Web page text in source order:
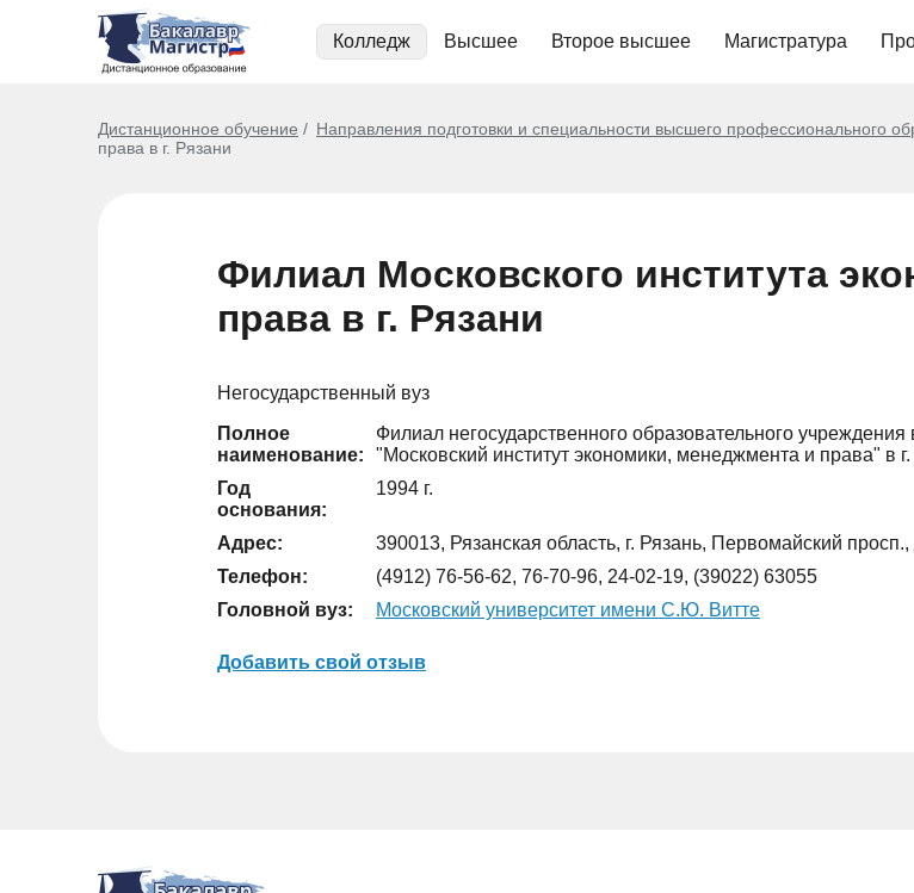
Колледж Высшее Второе высшее Магистратура
Дистанционное обучение Направления подготовки и специальности высшего профессионального
права в г. Рязани
Филиал Московского института
права в г. Рязани
Негосударственный вуз
Полное
наименование:
Филиал негосударственного образовательного
"Московский институт экономики, менеджмента и права" в
Год
основания:
1994 г.
Адрес:
390013, Рязанская область, г. Рязань, Первомайский просп.,
Телефон:
(4912) 76-56-62, 76-70-96, 24-02-19, (39022) 63055
Головной вуз:
Московский университет имени С.Ю. Витте
Добавить свой отзыв